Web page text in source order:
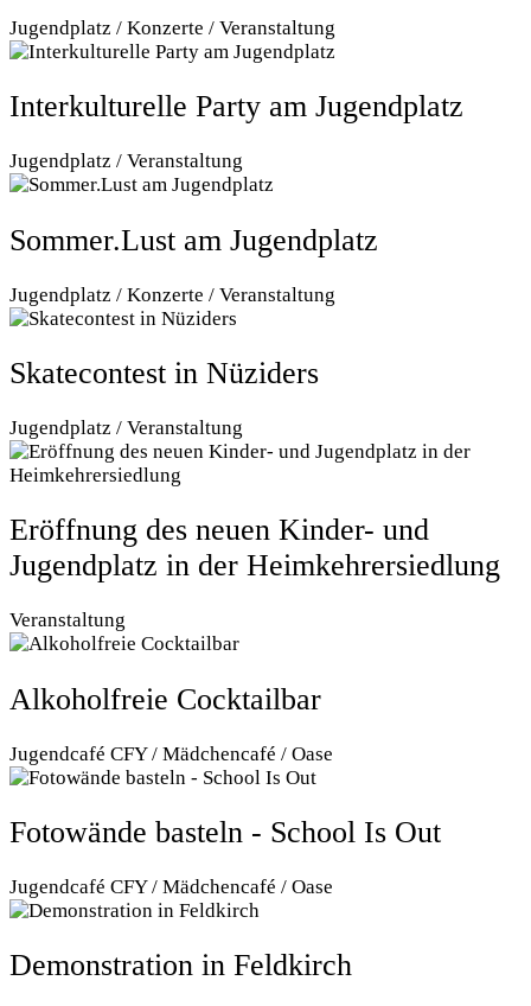
Jugendplatz / Konzerte / Veranstaltung
Interkulturelle Party am Jugendplatz
Jugendplatz / Veranstaltung
Sommer.Lust am Jugendplatz
Jugendplatz / Konzerte / Veranstaltung
Skatecontest in Nüziders
Jugendplatz / Veranstaltung
Eröffnung des neuen Kinder- und
Jugendplatz in der Heimkehrersiedlung
Veranstaltung
Alkoholfreie Cocktailbar
Jugendcafé CFY / Mädchencafé / Oase
Fotowände basteln - School Is Out
Jugendcafé CFY / Mädchencafé / Oase
Demonstration in Feldkirch